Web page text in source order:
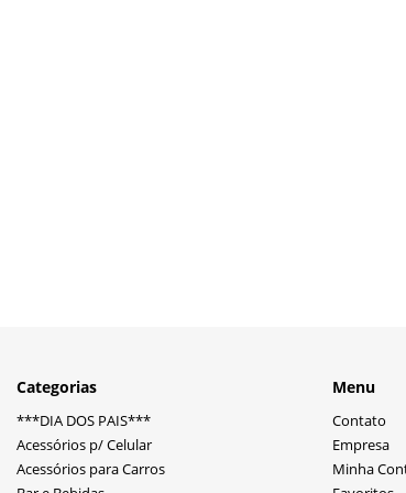
Categorias
***DIA DOS PAIS***
Acessórios p/ Celular
Acessórios para Carros
Menu
Contato
Empresa
Minha